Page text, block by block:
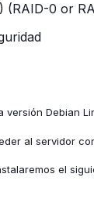
(RAID-0 or
versión Debian
al servidor
el